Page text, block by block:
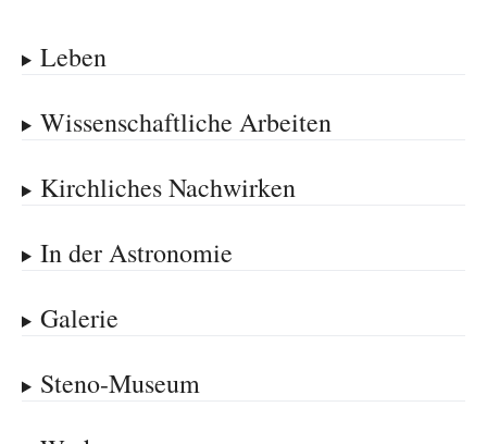
Leben
Wissenschaftliche Arbeiten
Kirchliches Nachwirken
In der Astronomie
Galerie
Steno-Museum